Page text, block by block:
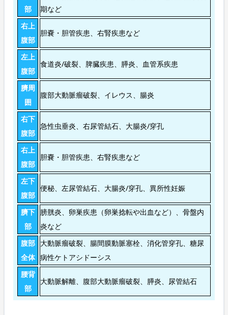
部
期など
右上
腹部
胆嚢・胆管疾患、右腎疾患など
左上
腹部
食道炎/破裂、脾臓疾患、膵炎、血管系疾患
臍周
囲
腹部大動脈瘤破裂、イレウス、腸炎
右下
腹部
急性虫垂炎、右尿管結石、大腸炎/穿孔
右上
腹部
胆嚢・胆管疾患、右腎疾患など
左下
腹部
便秘、左尿管結石、大腸炎/穿孔、異所性妊娠
臍下
部
膀胱炎、卵巣疾患（卵巣捻転や出血など）、骨盤内
炎など
腹部
全体
大動脈瘤破裂、腸間膜動脈塞栓、消化管穿孔、糖尿
病性ケトアシドーシス
腰背
部
大動脈解離、腹部大動脈瘤破裂、膵炎、尿管結石